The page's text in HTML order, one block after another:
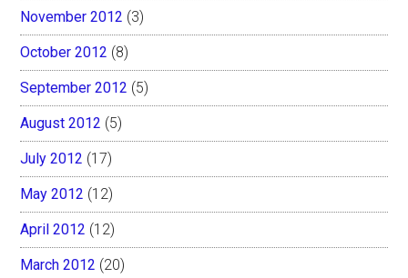
November 2012 (3)
October 2012 (8)
September 2012 (5)
August 2012 (5)
July 2012 (17)
May 2012 (12)
April 2012 (12)
March 2012 (20)